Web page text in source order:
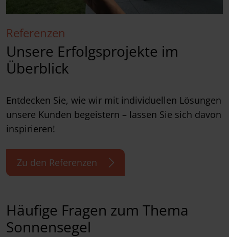
Referenzen
Unsere Erfolgsprojekte im
Überblick
Entdecken Sie, wie wir mit individuellen Lösungen
unsere Kunden begeistern – lassen Sie sich davon
inspirieren!
Zu den Referenzen
Häufige Fragen zum Thema
Sonnensegel